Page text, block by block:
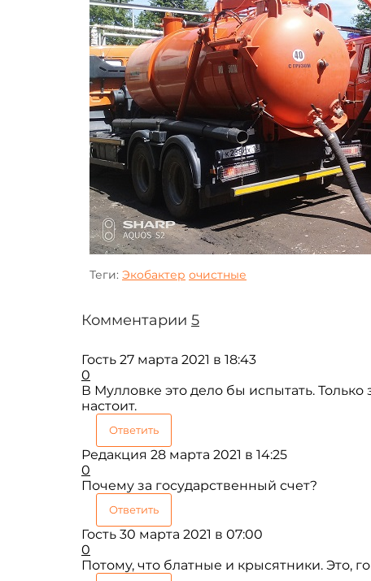
Теги: Экобактер очистные
Комментарии 5
Гость 27 марта 2021 в 18:43
0
В Мулловке это дело бы испытать. Только
настоит.
Ответить
Редакция 28 марта 2021 в 14:25
0
Почему за государственный счет?
Ответить
Гость 30 марта 2021 в 07:00
0
Потому, что блатные и крысятники. Это,